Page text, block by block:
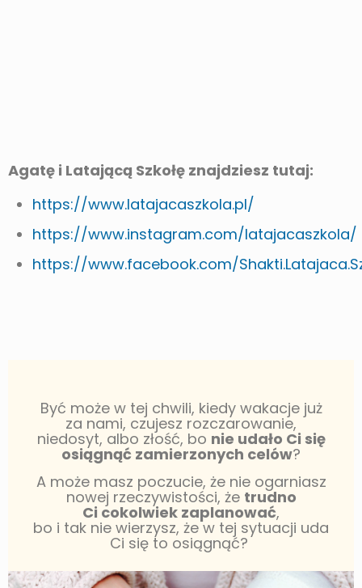
Agatę i Latającą Szkołę znajdziesz tutaj:
https://www.latajacaszkola.pl/
https://www.instagram.com/latajacaszkola/
https://www.facebook.com/
Być może w tej chwili, kiedy wakacje już
za nami, czujesz rozczarowanie,
niedosyt, albo złość, bo nie udało Ci się
osiągnąć zamierzonych celów?
A może masz poczucie, że nie ogarniasz
nowej rzeczywistości, że trudno
Ci cokolwiek zaplanować,
bo i tak nie wierzysz, że w tej sytuacji uda
Ci się to osiągnąć?